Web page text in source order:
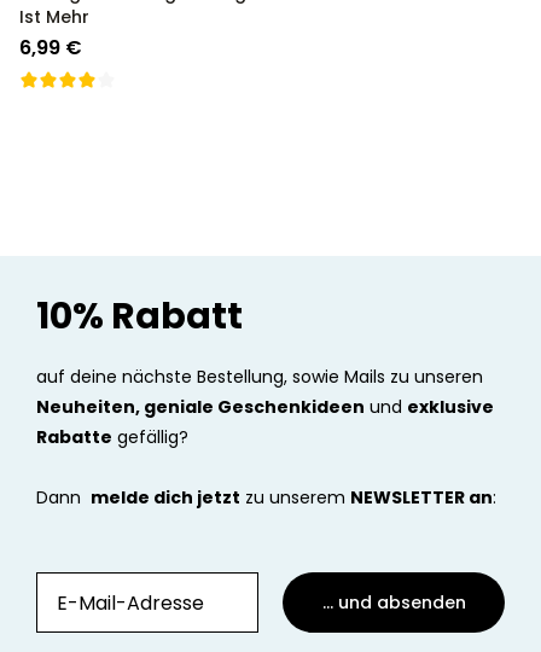
Ist Mehr
6,99 €
10% Rabatt
auf deine nächste Bestellung, sowie Mails zu unseren
Neuheiten, geniale Geschenkideen und exklusive
Rabatte gefällig?
Dann melde dich jetzt zu unserem NEWSLETTER an:
... und absenden